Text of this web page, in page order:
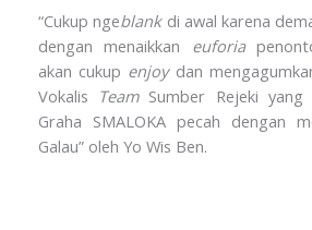
“Cukup ngeblankdi awal karena
dengan menaikkan euforia
akan cukup enjoydan
Vokalis TeamSumber Rejeki yang
Graha SMALOKA pecah dengan
Galau” oleh Yo Wis Ben.